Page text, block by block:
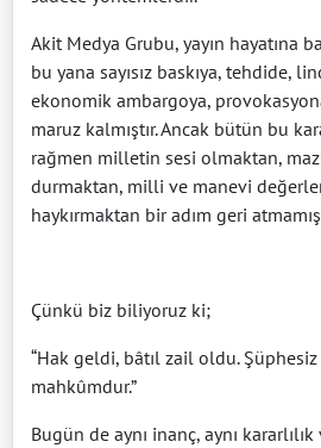
Akit Medya Grubu, yayın hayatına
bu yana sayısız baskıya, tehdide,
ekonomik ambargoya,
maruz kalmıştır. Ancak bütün bu
rağmen milletin sesi olmaktan,
durmaktan, milli ve manevi
haykırmaktan bir adım geri
Çünkü biz biliyoruz ki;
“Hak geldi, bâtıl zail oldu.
mahkûmdur.”
Bugün de aynı inanç, aynı